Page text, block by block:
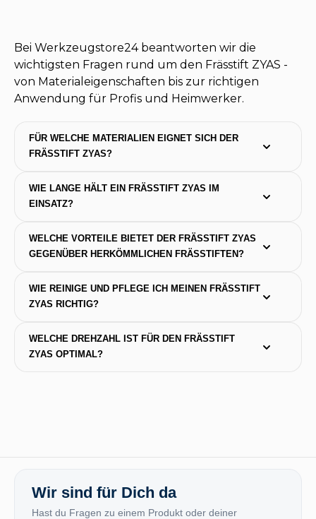
Bei Werkzeugstore24 beantworten wir die
wichtigsten Fragen rund um den Frässtift ZYAS -
von Materialeigenschaften bis zur richtigen
Anwendung für Profis und Heimwerker.
FÜR WELCHE MATERIALIEN EIGNET SICH DER
FRÄSSTIFT ZYAS?
WIE LANGE HÄLT EIN FRÄSSTIFT ZYAS IM
EINSATZ?
WELCHE VORTEILE BIETET DER FRÄSSTIFT ZYAS
GEGENÜBER HERKÖMMLICHEN FRÄSSTIFTEN?
WIE REINIGE UND PFLEGE ICH MEINEN FRÄSSTIFT
ZYAS RICHTIG?
WELCHE DREHZAHL IST FÜR DEN FRÄSSTIFT
ZYAS OPTIMAL?
Wir sind für Dich da
Hast du Fragen zu einem Produkt oder deiner